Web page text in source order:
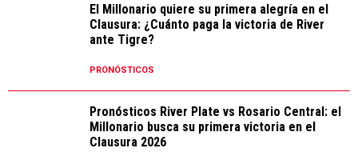
El Millonario quiere su primera alegría en el
Clausura: ¿Cuánto paga la victoria de River
ante Tigre?
PRONÓSTICOS
Pronósticos River Plate vs Rosario Central: el
Millonario busca su primera victoria en el
Clausura 2026